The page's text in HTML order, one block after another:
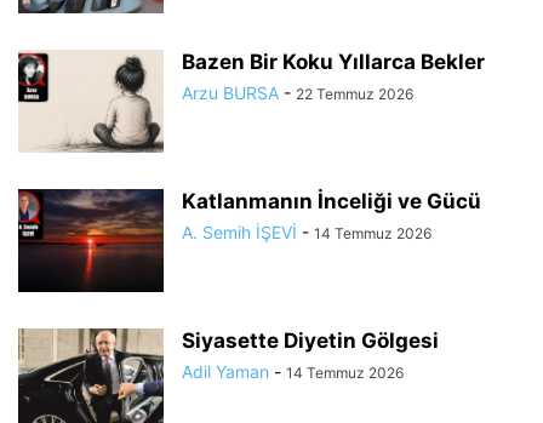
Bazen Bir Koku Yıllarca Bekler
Arzu BURSA - 22 Temmuz 2026
Katlanmanın İnceliği ve Gücü
A. Semih İŞEVİ - 14 Temmuz 2026
Siyasette Diyetin Gölgesi
Adil Yaman - 14 Temmuz 2026